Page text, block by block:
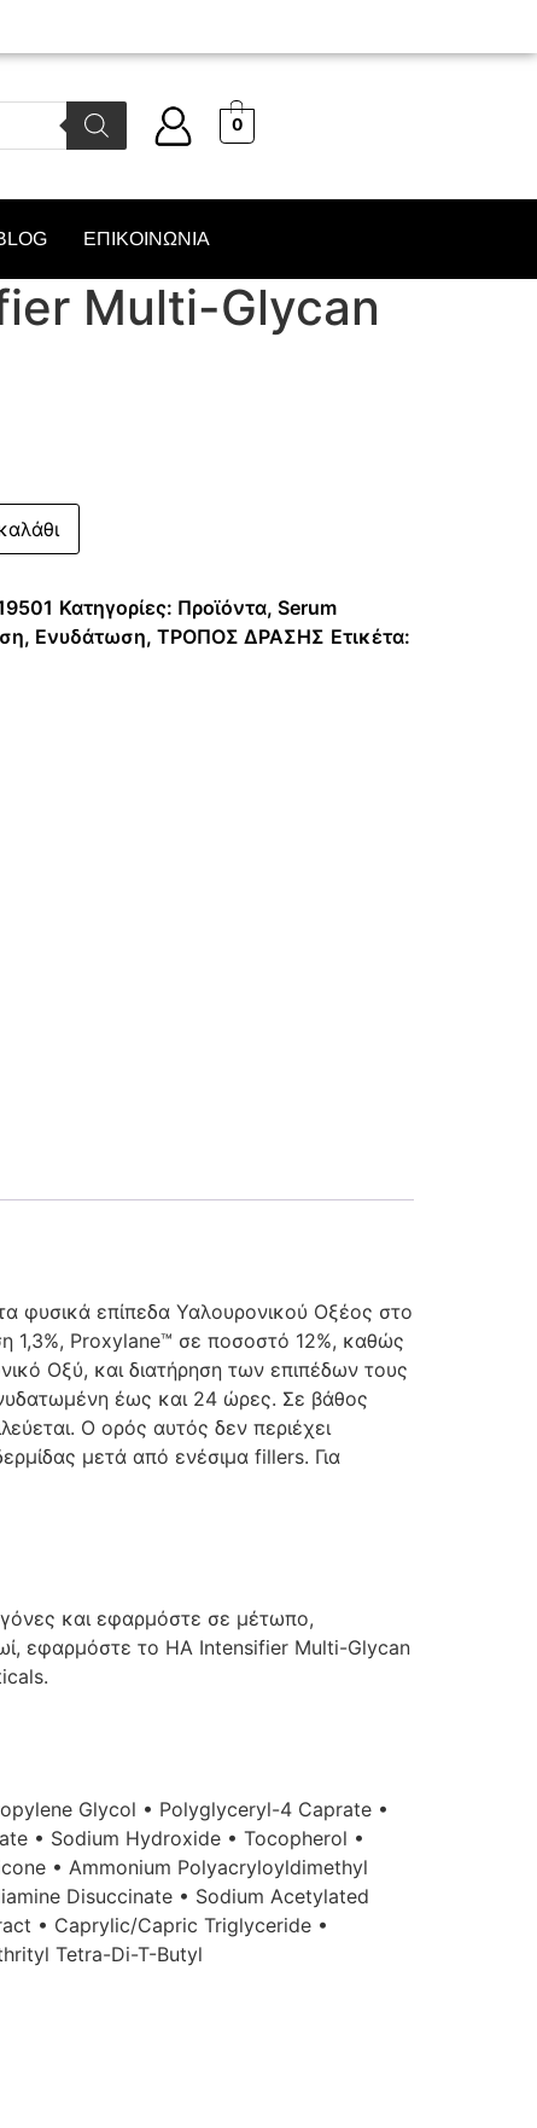
0
ΕΠΙΚΟΙΝΩΝΙΑ
Multi-Glycan
Κατηγορίες: Προϊόντα, Serum
, Ενυδάτωση, ΤΡΟΠΟΣ ΔΡΑΣΗΣ Ετικέτα:
φυσικά επίπεδα Υαλουρονικού Οξέος στο
1,3%, Proxylane™ σε ποσοστό 12%, καθώς
Οξύ, και διατήρηση των επιπέδων τους
έως και 24 ώρες. Σε βάθος
Ο ορός αυτός δεν περιέχει
μετά από ενέσιμα fillers. Για
και εφαρμόστε σε μέτωπο,
εφαρμόστε το HA Intensifier Multi-Glycan
Glycol • Polyglyceryl-4 Caprate •
• Sodium Hydroxide • Tocopherol •
• Ammonium Polyacryloyldimethyl
Disuccinate • Sodium Acetylated
• Caprylic/Capric Triglyceride •
Tetra-Di-T-Butyl